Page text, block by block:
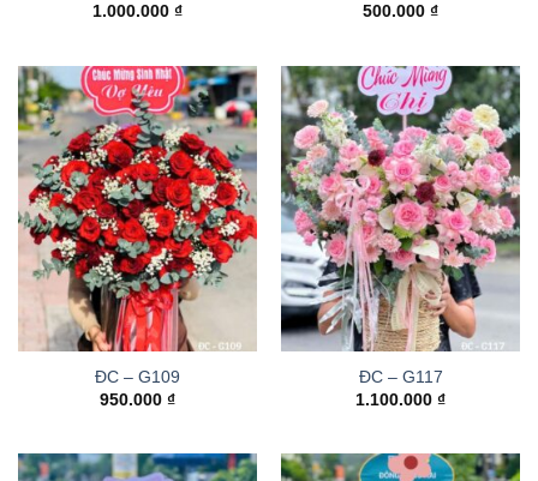
1.000.000 ₫
500.000 ₫
ĐC – G109
950.000 ₫
ĐC – G117
1.100.000 ₫